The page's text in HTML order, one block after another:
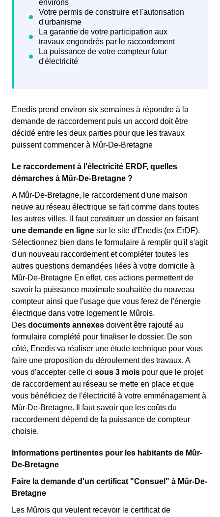
Enedis prend environ six semaines à répondre à la
demande de raccordement puis un accord doit être
décidé entre les deux parties pour que les travaux
puissent commencer à Mûr-De-Bretagne
Le raccordement à l'électricité ERDF, quelles
démarches à Mûr-De-Bretagne ?
A Mûr-De-Bretagne, le raccordement d'une maison
neuve au réseau électrique se fait comme dans toutes
les autres villes. Il faut constituer un dossier en faisant
une demande en ligne sur le site d'Enedis (ex ErDF).
Sélectionnez bien dans le formulaire à remplir qu'il s'agit
d'un nouveau raccordement et compléter toutes les
autres questions demandées liées à votre domicile à
Mûr-De-Bretagne En effet, ces actions permettent de
savoir la puissance maximale souhaitée du nouveau
compteur ainsi que l'usage que vous ferez de l'énergie
électrique dans votre logement le Mûrois.
Des documents annexes doivent être rajouté au
formulaire complété pour finaliser le dossier. De son
côté, Enedis va réaliser une étude technique pour vous
faire une proposition du déroulement des travaux. A
vous d'accepter celle ci sous 3 mois pour que le projet
de raccordement au réseau se mette en place et que
vous bénéficiez de l'électricité à votre emménagement à
Mûr-De-Bretagne. Il faut savoir que les coûts du
raccordement dépend de la puissance de compteur
choisie.
Informations pertinentes pour les habitants de Mûr-
De-Bretagne
Faire la demande d'un certificat "Consuel" à Mûr-De-
Bretagne
Les Mûrois qui veulent recevoir le certificat de